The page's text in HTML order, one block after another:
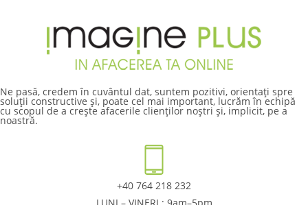
Ne pasă, credem în cuvântul dat, suntem pozitivi, orientați spre
soluții constructive și, poate cel mai important, lucrăm în echipă
cu scopul de a crește afacerile clienților noștri și, implicit, pe a
noastră.
+40 764 218 232